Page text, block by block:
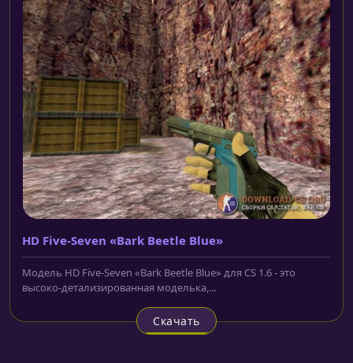
HD Five-Seven «Bark Beetle Blue»
Модель HD Five-Seven «Bark Beetle Blue» для CS 1.6 - это
высоко-детализированная моделька,...
Скачать